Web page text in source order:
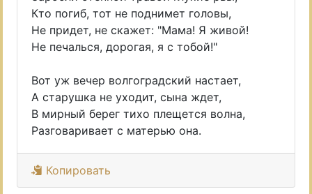
Кто погиб, тот не поднимет головы,
Не придет, не скажет: "Мама! Я живой!
Не печалься, дорогая, я с тобой!"
Вот уж вечер волгоградский настает,
А старушка не уходит, сына ждет,
В мирный берег тихо плещется волна,
Разговаривает с матерью она.
Копировать